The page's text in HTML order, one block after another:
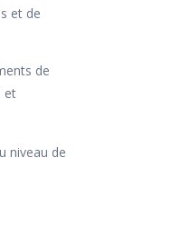
et de
de
et
niveau de